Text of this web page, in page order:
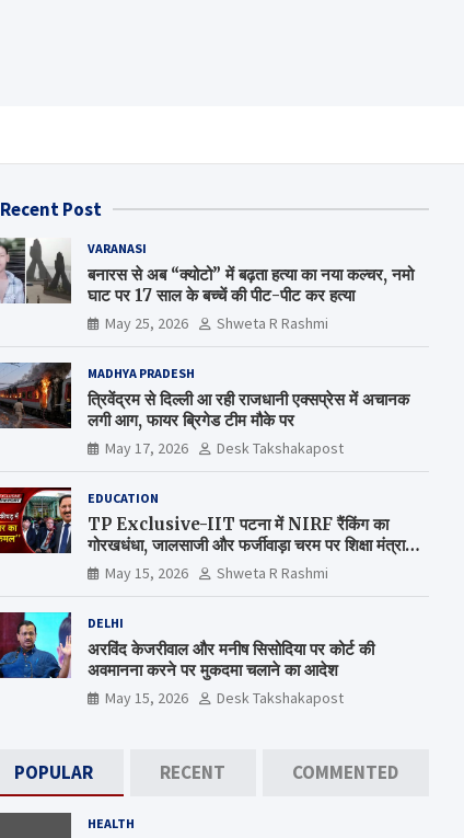
Recent Post
VARANASI
बनारस से अब “क्योटो” में बढ़ता हत्या का नया कल्चर, नमो
घाट पर 17 साल के बच्चें की पीट-पीट कर हत्या
May 25, 2026 Shweta R Rashmi
MADHYA PRADESH
त्रिवेंद्रम से दिल्ली आ रही राजधानी एक्सप्रेस में अचानक
लगी आग, फायर ब्रिगेड टीम मौके पर
May 17, 2026 Desk Takshakapost
EDUCATION
TP Exclusive-IIT पटना में NIRF रैंकिंग का
गोरखधंधा, जालसाजी और फर्जीवाड़ा चरम पर शिक्षा मंत्रालय
कब जागेगा ?
May 15, 2026 Shweta R Rashmi
DELHI
अरविंद केजरीवाल और मनीष सिसोदिया पर कोर्ट की
अवमानना करने पर मुकदमा चलाने का आदेश
May 15, 2026 Desk Takshakapost
POPULAR RECENT COMMENTED
HEALTH